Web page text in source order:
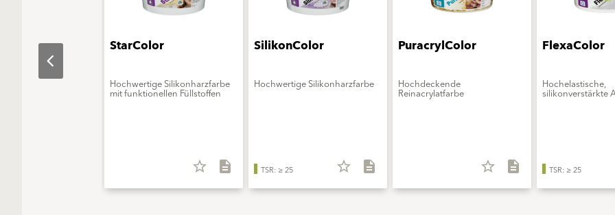
StarColor
Hochwertige Silikonharzfarbe
mit funktionellen Füllstoffen
star_border description
SilikonColor
Hochwertige Silikonharzfarbe
TSR: ≥ 25 star_border description
PuracrylColor
Hochdeckende
Reinacrylatfarbe
star_border description
FlexaColor
Hochelastische,
silikonverstärkte
TSR: ≥ 25